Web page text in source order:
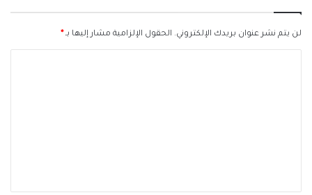
لن يتم نشر عنوان بريدك الإلكتروني. الحقول الإلزامية مشار إليها بـ*